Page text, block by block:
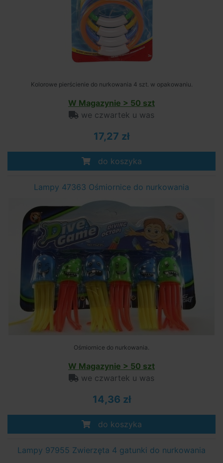
Kolorowe pierścienie do nurkowania 4 szt. w opakowaniu.
W Magazynie > 50 szt
we czwartek u was
17,27 zł
do koszyka
Lampy 47363 Ośmiornice do nurkowania
Ośmiornice do nurkowania.
W Magazynie > 50 szt
we czwartek u was
14,36 zł
do koszyka
Lampy 97955 Zwierzęta 4 gatunki do nurkowania